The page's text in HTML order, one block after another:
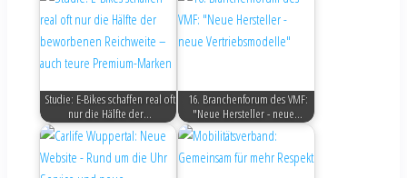
Studie: E-Bikes schaffen real oft
nur die Hälfte der…
16. Branchenforum des VMF:
"Neue Hersteller - neue…